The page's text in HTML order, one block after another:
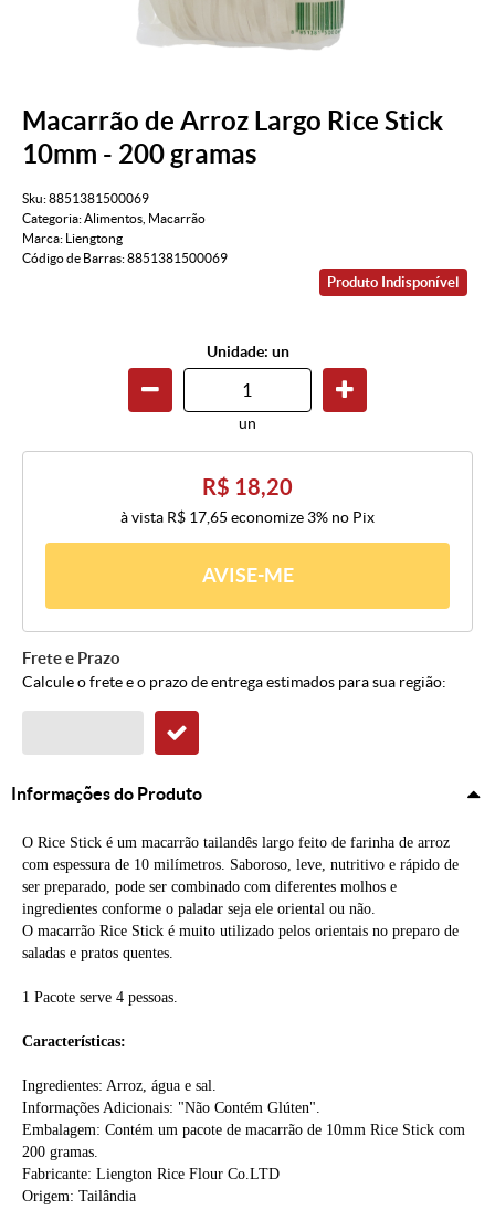
Macarrão de Arroz Largo Rice Stick
10mm - 200 gramas
Sku:8851381500069
Categoria:Alimentos Macarrão
Marca:
Liengtong
Código de Barras:8851381500069
Produto Indisponível
Unidade: un
un
R$ 18,20
à vista R$ 17,65 economize 3% no Pix
AVISE-ME
Frete e Prazo
Calcule o frete e o prazo de entrega estimados para sua região:
Informações do Produto
O Rice Stick é um macarrão tailandês largo feito de farinha de arroz
com espessura de 10 milímetros. Saboroso, leve, nutritivo e rápido de
ser preparado, pode ser combinado com diferentes molhos e
ingredientes conforme o paladar seja ele oriental ou não.
O macarrão Rice Stick é muito utilizado pelos orientais no preparo de
saladas e pratos quentes.
1 Pacote serve 4 pessoas.
Características:
Ingredientes: Arroz, água e sal.
Informações Adicionais: "Não Contém Glúten".
Embalagem: Contém um pacote de macarrão de 10mm Rice Stick com
200 gramas.
Fabricante: Liengton Rice Flour Co.LTD
Origem: Tailândia